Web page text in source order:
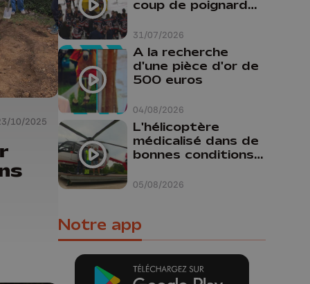
10/2025
31/07/2026
coup de poignard
04/08/2026
A la recherche
d'une pièce d'or de
500 euros
05/08/2026
L'hélicoptère
médicalisé dans de
bonnes conditions à
Notre app